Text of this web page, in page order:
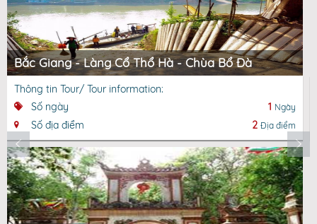
Bắc Giang - Làng Cổ Thổ Hà - Chùa Bổ Đà
Thông tin Tour/ Tour information:
Số ngày
1 Ngày
Số địa điểm 2 Địa điểm